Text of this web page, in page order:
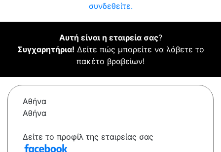
συνδεθείτε.
Αυτή είναι η εταιρεία σας?
Συγχαρητήρια! Δείτε πώς μπορείτε να λάβετε το
πακέτο βραβείων!
Αθήνα
Αθήνα
Δείτε το προφίλ της εταιρείας σας